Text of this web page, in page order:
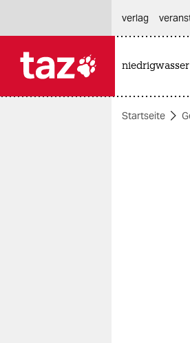
themen
verlag
niedrigwasser
Startseite